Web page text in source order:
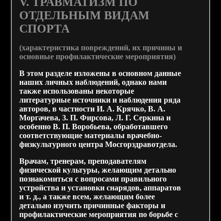
ОТДЕЛЬНЫМ ВИДАМ
СПОРТА
(характеристика повреждений, их причины и
основные профилактические мероприятия)
В этом разделе изложены в основном данные
наших личных наблюдений, однако нами
также использованы некоторые
литературные источники и наблюдения ряда
авторов, в частности И. А. Крячко, В. А.
Моргачева, 3. П. Фирсова, Л. Г. Серкина и
особенно В. П. Воробьева, обработавшего
соответствующие материалы врачебно-
физкультурного центра Мосгорздравотдела.
Врачам, тренерам, преподавателям
физической культуры, желающим детально
познакомиться с вопросами правильного
устройства и установки снарядов, аппаратов
и т. д., а также всем, желающим более
детально изучить причинные факторы и
профилактические мероприятия по борьбе с